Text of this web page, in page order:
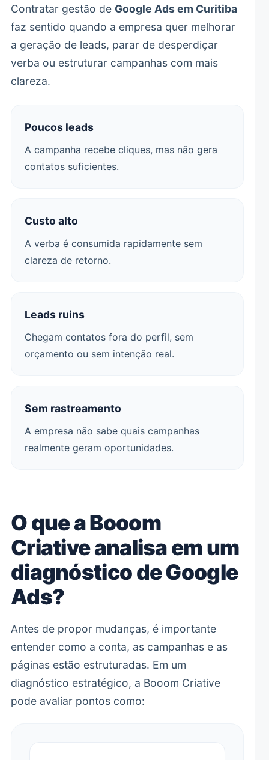
Contratar gestão de Google Ads em Curitiba
faz sentido quando a empresa quer melhorar
a geração de leads, parar de desperdiçar
verba ou estruturar campanhas com mais
clareza.
Poucos leads
A campanha recebe cliques, mas não gera
contatos suficientes.
Custo alto
A verba é consumida rapidamente sem
clareza de retorno.
Leads ruins
Chegam contatos fora do perfil, sem
orçamento ou sem intenção real.
Sem rastreamento
A empresa não sabe quais campanhas
realmente geram oportunidades.
O que a Booom
Criative analisa em um
diagnóstico de Google
Ads?
Antes de propor mudanças, é importante
entender como a conta, as campanhas e as
páginas estão estruturadas. Em um
diagnóstico estratégico, a Booom Criative
pode avaliar pontos como: